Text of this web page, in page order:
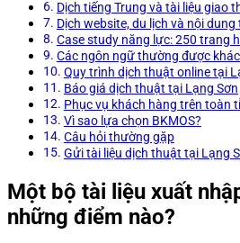
Dịch tiếng Trung và tài liệu giao
Dịch website, du lịch và nội
Case study năng lực: 250 trang
Các ngôn ngữ thường được
Quy trình dịch thuật online tại
Báo giá dịch thuật tại Lạng Sơn
Phục vụ khách hàng trên toàn
Vì sao lựa chọn BKMOS?
Câu hỏi thường gặp
Gửi tài liệu dịch thuật tại Lạng
Một bộ tài liệu xuất
những điểm nào?